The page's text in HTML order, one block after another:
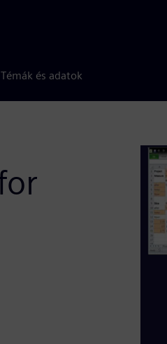
Témák és adatok